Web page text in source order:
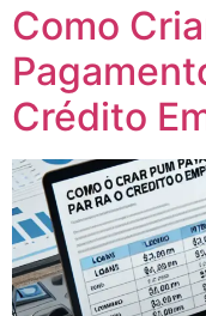
Como
Crédito